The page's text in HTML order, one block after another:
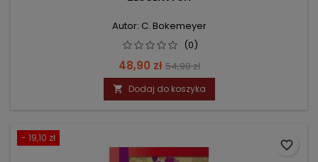
Autor: C. Bokemeyer
(0)
Cena
48,90 zł Cena
podstawowa
54,90 zł
 Dodaj do koszyka
- 19,10 zł
favorite_border